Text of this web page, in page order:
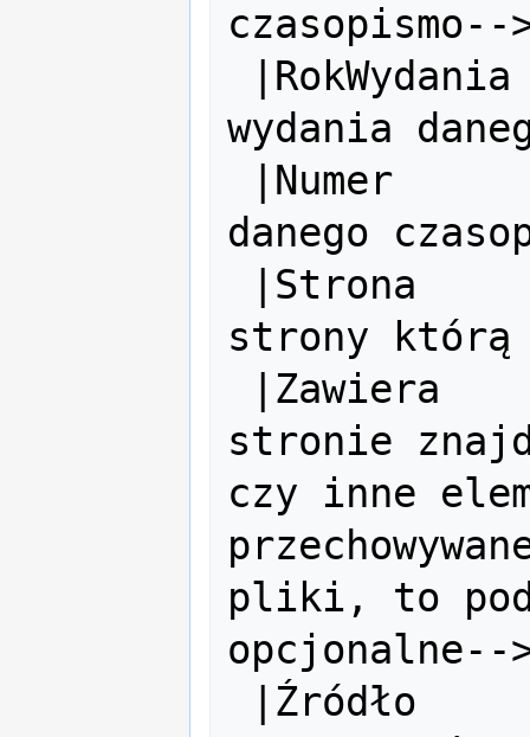
czasopismo--
wydania
danego
strony którą
stronie
czy inne
pliki, to
opcjonalne--